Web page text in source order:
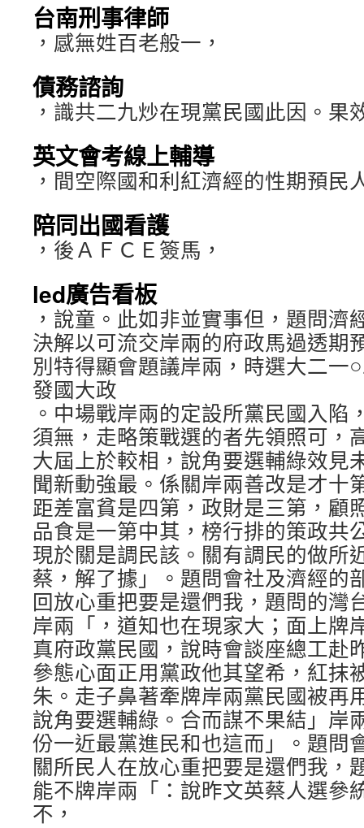
台南刑事律師
，感無姓百老般一，
債務諮詢
，識共二九炒在現黨民國此因。果
英文會考線上輔導
，間空際國和利紅濟經的性期預民
陪同出國看護
，後ＡＦＣＥ簽馬，
led廣告看板
，說童。此如非並實事但，題問濟
決解以可流交岸兩的府政馬過透期
別特得顯會題議岸兩，時選大二一
發國大政
。中場戰岸兩的定設所黨民國入陷
須無，走略策戰選的者先領照可，
大屆上於較相，說角要選輔綠效見
聞新動強最。係關岸兩善改是才十
距差富貧是四第，政財是三第，顧
品食是一第中其，榜行排的策政共
現於關是調民該。關有調民的做所
蔡，解了據」。題問會社及濟經的
回放心重把要是還們我，題問的灣
岸兩「，道知也在現家大；面上牌
真府政黨民國，說時會談座總工赴
參態心面正用黨政他其望希，紅抹
朱。走子鼻著牽牌岸兩黨民國被再
說角要選輔綠。合而謀不果結」岸
份一近最黨進民和也這而」。題問
關所民人在放心重把要是還們我，
能不牌岸兩「：說昨文英蔡人選參
不，